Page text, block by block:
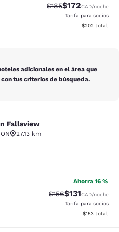
Precio tachado:
$185Precio con
$172CAD/noche
Tarifa para socios
Ver detalles
$202 total
adicionales en el área que
tus criterios de búsqueda.
Fallsview
ON
27.13 km
estrellas. Bueno. 1398 reseñas
Ahorra 16 %
Precio tachado:
$156Precio con
$131CAD/noche
Tarifa para socios
Ver detalles
$153 total